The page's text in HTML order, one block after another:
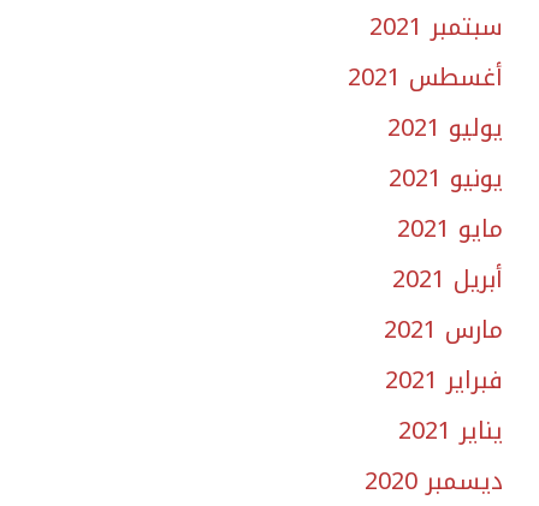
سبتمبر 2021
أغسطس 2021
يوليو 2021
يونيو 2021
مايو 2021
أبريل 2021
مارس 2021
فبراير 2021
يناير 2021
ديسمبر 2020